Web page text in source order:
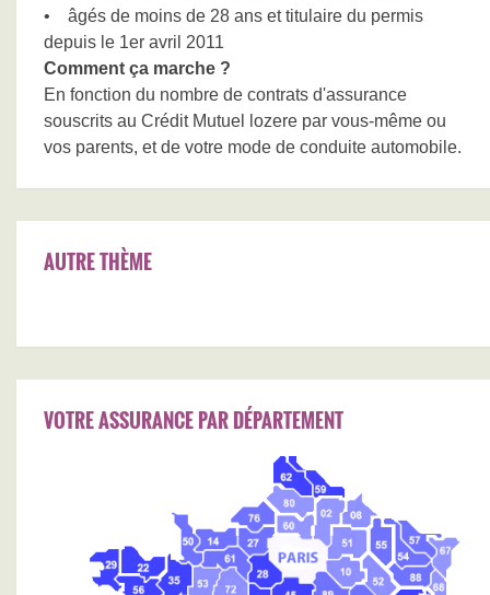
• âgés de moins de 28 ans et titulaire du permis
depuis le 1er avril 2011
Comment ça marche ?
En fonction du nombre de contrats d'assurance
souscrits au Crédit Mutuel lozere par vous-même ou
vos parents, et de votre mode de conduite automobile.
AUTRE THÈME
VOTRE ASSURANCE PAR DÉPARTEMENT